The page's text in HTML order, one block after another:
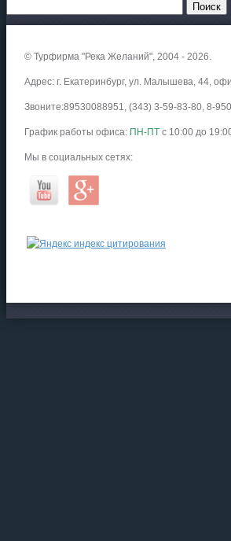
© Турфирма "Река Желаний", 2004 - 2026.
Адрес: г. Екатеринбург, ул. Малышева, 44,
Звоните:89530088951, (343) 3-59-83-80, 8-
График работы офиса: ПН-ПТ с 10:00 до
Мы в социальных сетях: